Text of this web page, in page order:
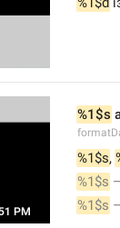
%1$s
%1$s,
%1$s
%1$s